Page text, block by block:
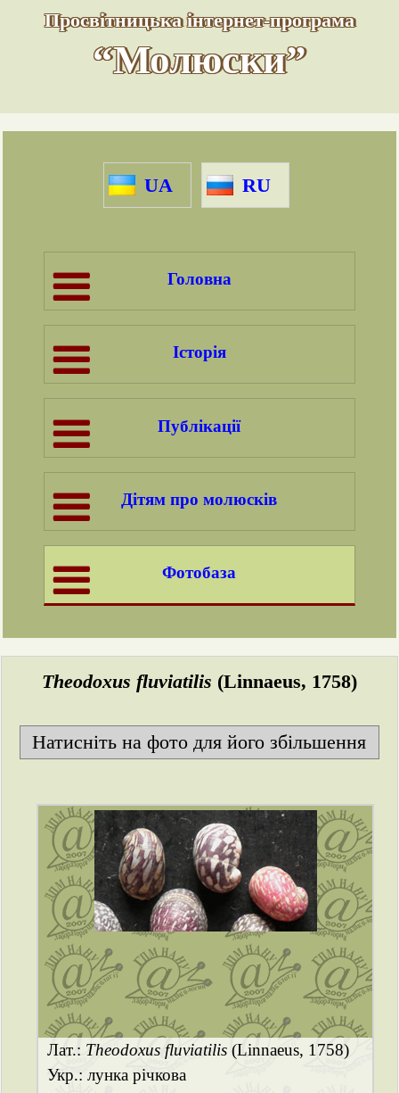
Просвітницька інтернет-програма
“Молюски”
UA RU
Головна
Історія
Публікації
Дітям про молюсків
Фотобаза
Theodoxus fluviatilis (Linnaeus, 1758)
Натисніть на фото для його збільшення
Лат.: Theodoxus fluviatilis (Linnaeus, 1758)
Укр.: лунка річкова